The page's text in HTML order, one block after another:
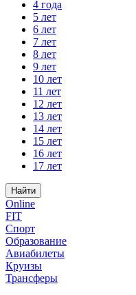
4 года
5 лет
6 лет
7 лет
8 лет
9 лет
10 лет
11 лет
12 лет
13 лет
14 лет
15 лет
16 лет
17 лет
Найти
Online
FIT
Спорт
Образование
Авиабилеты
Круизы
Трансферы